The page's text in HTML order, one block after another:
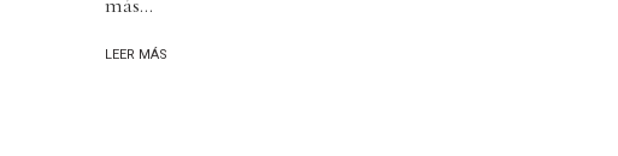
LEER MÁS